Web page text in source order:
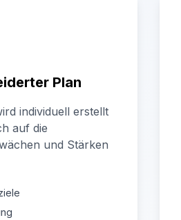
Plan
individuell erstellt
auf die
und Stärken